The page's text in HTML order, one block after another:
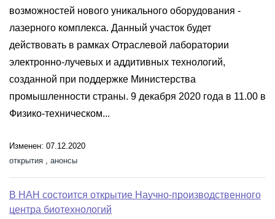
возможностей нового уникального оборудования -
лазерного комплекса. Данный участок будет
действовать в рамках Отраслевой лаборатории
электронно-лучевых и аддитивных технологий,
созданной при поддержке Министерства
промышленности страны. 9 декабря 2020 года в 11.00 в
Физико-техническом...
Изменен: 07.12.2020
открытия
анонсы
В НАН состоится открытие Научно-производственного
центра биотехнологий